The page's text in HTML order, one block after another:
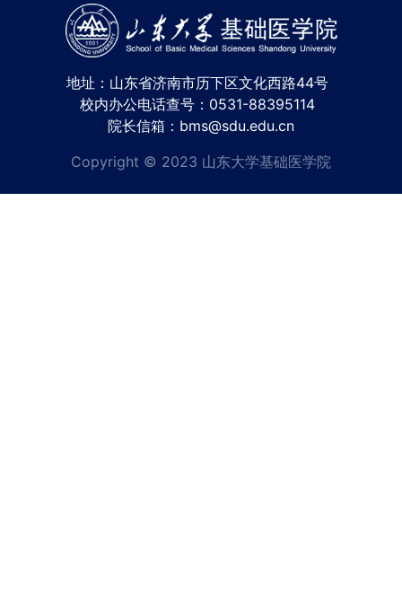
地址：山东省济南市历下区文化西路44号
校内办公电话查号：0531-88395114
院长信箱：bms@sdu.edu.cn
Copyright © 2023 山东大学基础医学院